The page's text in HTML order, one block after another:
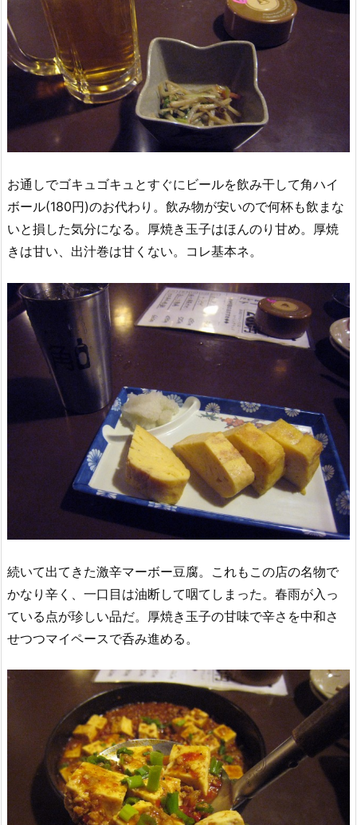
お通しでゴキュゴキュとすぐにビールを飲み干して角ハイ
ボール(180円)のお代わり。飲み物が安いので何杯も飲まな
いと損した気分になる。厚焼き玉子はほんのり甘め。厚焼
きは甘い、出汁巻は甘くない。コレ基本ネ。
続いて出てきた激辛マーボー豆腐。これもこの店の名物で
かなり辛く、一口目は油断して咽てしまった。春雨が入っ
ている点が珍しい品だ。厚焼き玉子の甘味で辛さを中和さ
せつつマイペースで呑み進める。